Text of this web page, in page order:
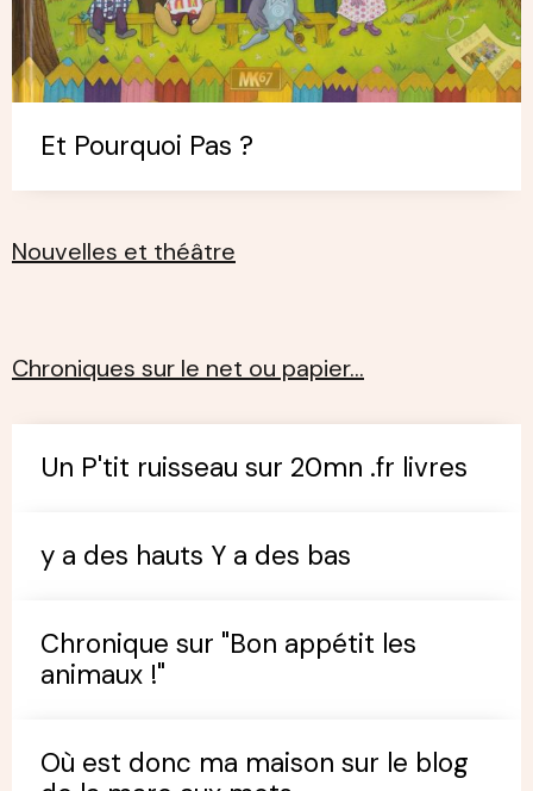
Et Pourquoi Pas ?
Nouvelles et théâtre
Chroniques sur le net ou papier…
Un P'tit ruisseau sur 20mn .fr livres
y a des hauts Y a des bas
Chronique sur "Bon appétit les
animaux !"
Où est donc ma maison sur le blog